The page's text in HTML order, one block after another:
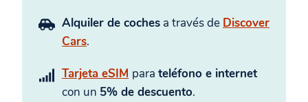
Alquiler de coches a través de Discover
Cars.
Tarjeta eSIM para teléfono e internet
con un 5% de descuento.